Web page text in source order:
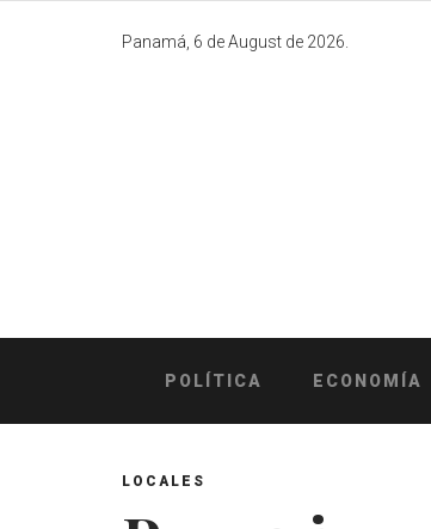
Panamá, 6 de August de 2026.
POLÍTICA ECONOMÍA
LOCALES